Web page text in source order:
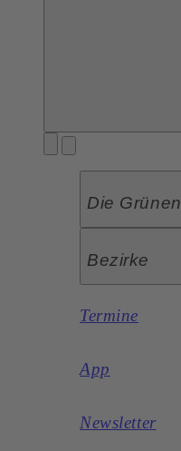
Die Grünen
Bezirke
Termine
App
Newsletter